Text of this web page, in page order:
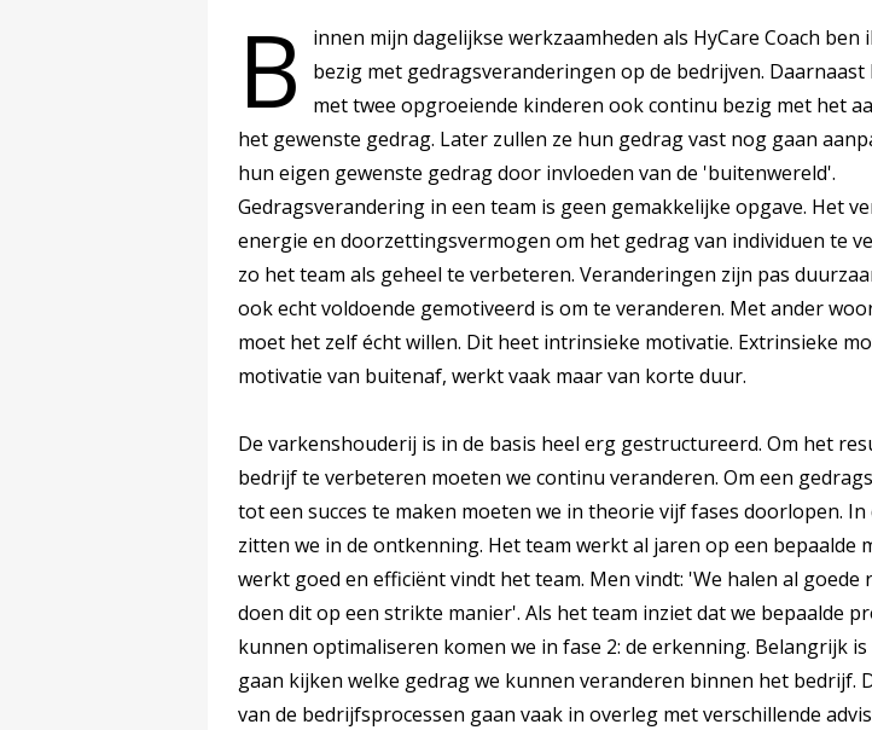
B
innen mijn dagelijkse werkzaamheden als HyCare Coach ben
bezig met gedragsveranderingen op de bedrijven.
met twee opgroeiende kinderen ook continu bezig met het
het gewenste gedrag. Later zullen ze hun gedrag vast nog gaan
hun eigen gewenste gedrag door invloeden van de 'buitenwereld'.
Gedragsverandering in een team is geen gemakkelijke opgave. Het
energie en doorzettingsvermogen om het gedrag van individuen te
zo het team als geheel te verbeteren. Veranderingen zijn pas
ook echt voldoende gemotiveerd is om te veranderen. Met ander
moet het zelf écht willen. Dit heet intrinsieke motivatie. Extrinsieke
motivatie van buitenaf, werkt vaak maar van korte duur.
De varkenshouderij is in de basis heel erg gestructureerd. Om het
bedrijf te verbeteren moeten we continu veranderen. Om een
tot een succes te maken moeten we in theorie vijf fases doorlopen. In
zitten we in de ontkenning. Het team werkt al jaren op een bepaalde
werkt goed en efficiënt vindt het team. Men vindt: 'We halen al goede
doen dit op een strikte manier'. Als het team inziet dat we bepaalde
kunnen optimaliseren komen we in fase 2: de erkenning. Belangrijk
gaan kijken welke gedrag we kunnen veranderen binnen het bedrijf.
van de bedrijfsprocessen gaan vaak in overleg met verschillende